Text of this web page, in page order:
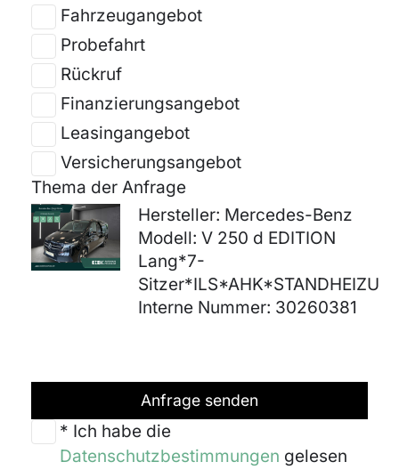
Fahrzeugangebot
Probefahrt
Rückruf
Finanzierungsangebot
Leasingangebot
Versicherungsangebot
Thema der Anfrage
Hersteller: Mercedes-Benz
Modell: V 250 d EDITION
Lang*7-
Sitzer*ILS*AHK*STANDHEIZU
Interne Nummer: 30260381
Anfrage senden
* Ich habe die
Datenschutzbestimmungen gelesen